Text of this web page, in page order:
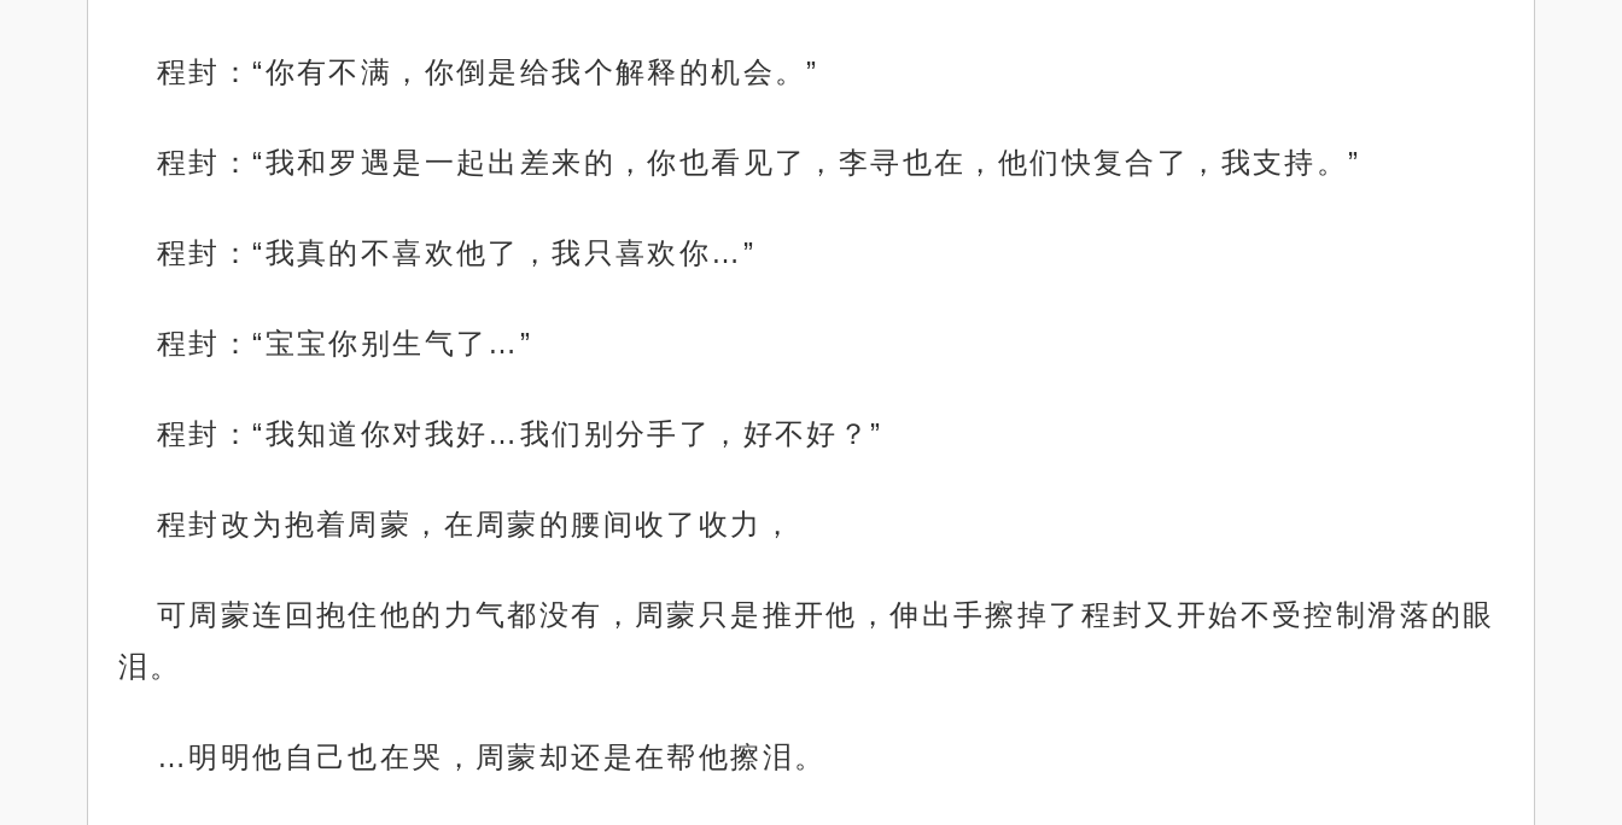
程封：“你有不满，你倒是给我个解释的机会。”
程封：“我和罗遇是一起出差来的，你也看见了，李寻也在，他们快复合了，我支持。”
程封：“我真的不喜欢他了，我只喜欢你…”
程封：“宝宝你别生气了…”
程封：“我知道你对我好…我们别分手了，好不好？”
程封改为抱着周蒙，在周蒙的腰间收了收力，
可周蒙连回抱住他的力气都没有，周蒙只是推开他，伸出手擦掉了程封又开始不受控制滑落的眼
泪。
…明明他自己也在哭，周蒙却还是在帮他擦泪。